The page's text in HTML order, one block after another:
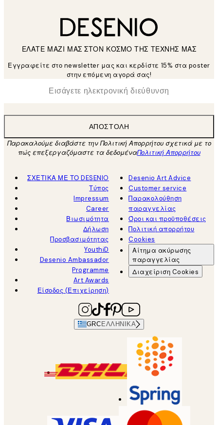
ΕΛΑΤΕ ΜΑΖΙ ΜΑΣ ΣΤΟΝ ΚΟΣΜΟ ΤΗΣ ΤΕΧΝΗΣ ΜΑΣ
Εγγραφείτε στο newsletter μας και κερδίστε 15% στα poster
στην επόμενη αγορά σας!
Ηλεκτρονική Διεύθυνση
ΑΠΟΣΤΟΛΉ
Παρακαλούμε διαβάστε την Πολιτική Απορρήτου σχετικά με το
πώς επεξεργαζόμαστε τα δεδομέναΠολιτική Απορρήτου
ΣΧΕΤΙΚΑ ΜΕ ΤΟ DESENIO
Τύπος
Impressum
Career
Βιωσιμότητα
Δήλωση
Προσβασιμότητας
YouthiD
Desenio Ambassador
Programme
Art Awards
Είσοδος (Επιχείρηση)
Desenio Art Advice
Customer service
Παρακολούθηση
παραγγελίας
Όροι και προϋποθέσεις
Πολιτική απορρήτου
Cookies
Αίτημα ακύρωσης
παραγγελίας
Διαχείριση Cookies
GRC ΕΛΛΗΝΙΚΆ